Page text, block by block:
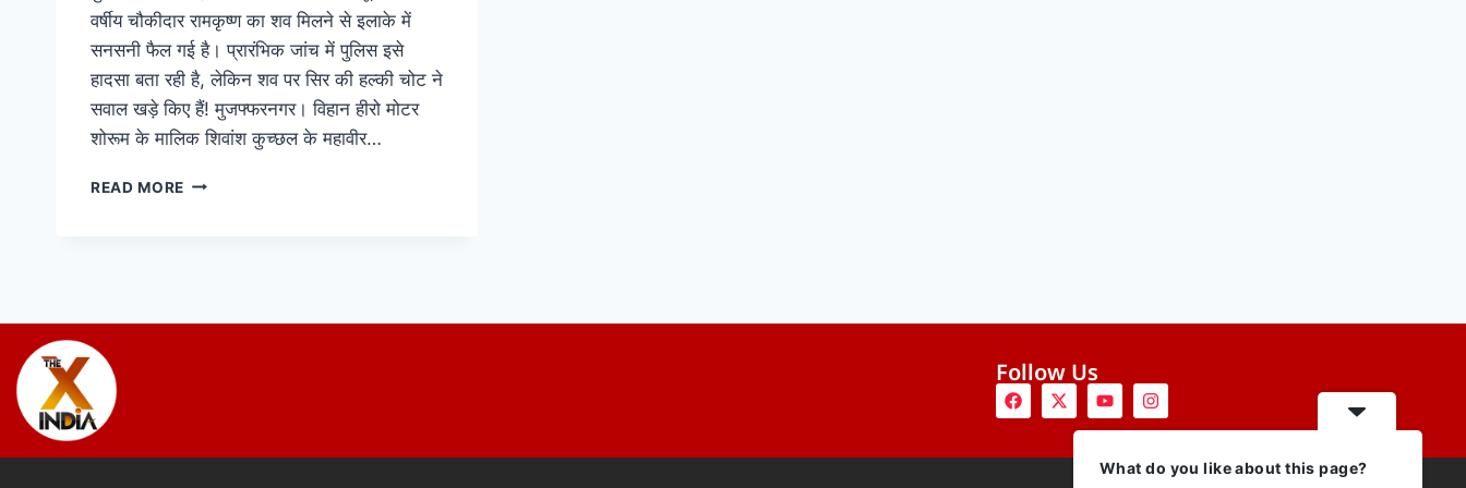
वर्षीय चौकीदार रामकृष्ण का शव मिलने से इलाके में
सनसनी फैल गई है। प्रारंभिक जांच में पुलिस इसे
हादसा बता रही है, लेकिन शव पर सिर की हल्की चोट ने
सवाल खड़े किए हैं! मुजफ्फरनगर। विहान हीरो मोटर
शोरूम के मालिक शिवांश कुच्छल के महावीर…
READ MORE
Follow Us
What do you like about this page?